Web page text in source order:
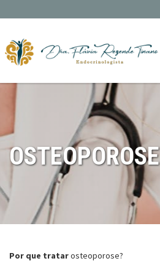
OSTEOPOROSE
Por que tratarosteoporose?